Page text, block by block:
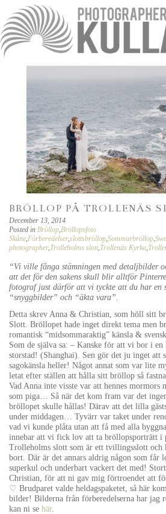
BRÖLLOP PÅ TROLLENÄS
December 13, 2014
Posted in Bröllop,Bröllopsfoto
Skåne,Förberedelser,slottsbröllop,Sommarbröllop,
photographer,Trolleholms slott,Trollenäs Kyrka,
“Vi ville fånga stämningen med detaljbilder
att det för den sakens skull blir alltför
fotograf just därför att vi tyckte att du har en
“snyggbilder” och “äkta vara”.
Detta skrev Anna & Christian, som höll sitt
Slott. Bröllopet hade inget direkt tema men
romantisk “midsommaraktig” känsla &
Som de själva sa: – Kanske för att vi bor i
storstad! (Shanghai). Sen gör det ju inget att
sagokänsla heller! Något annat som var lite
letat efter ställen att hålla sitt bröllop så
Vad Anna inte visste var att hennes mormors
som piga… Så när det kom fram var det
bröllopet skulle hållas! Därav att det lilla
under middagen… Tyvärr var taket under
vad vi kunde plåta utan att få med alla
innebar att vi fick lov att ta bröllopsporträtt i
Trolleholms slott som är ett tvillingsslott och
bort. Där är det annars aldrig någon som får
superkul och underbart vackert det med!
Christian, för att ni gav mig förtroendet att
♡ Brudparet valde heldagspaketet, så här
bilder! Bilderna från förberedelserna har jag
kan ni se här.